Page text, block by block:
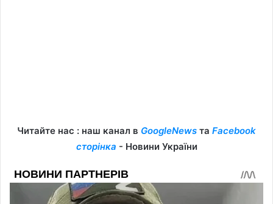
Читайте нас : наш канал в GoogleNews та Facebook
сторінка - Новини України